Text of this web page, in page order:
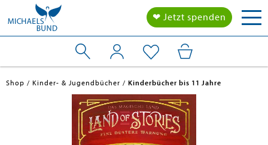
❤ Jetzt spenden
Shop Kinder- & Jugendbücher Kinderbücher bis 11 Jahre